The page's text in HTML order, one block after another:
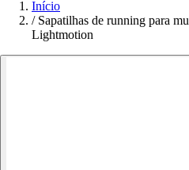
Início
/ Sapatilhas de running para
Lightmotion